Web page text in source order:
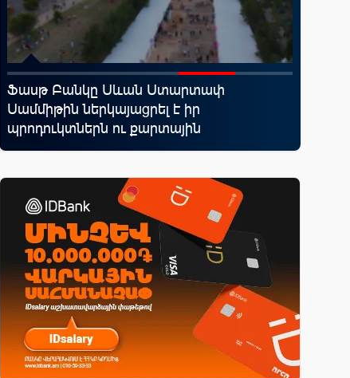
Ֆասթ Բանկը Սևան Ստարտափ
Սամմիթին ներկայացրել է իր
պրոդուկտներն ու քարտային
առաջարկները